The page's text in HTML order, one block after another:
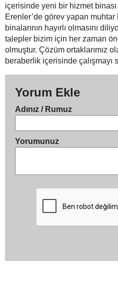
içerisinde yeni bir hizmet binası
Erenler’de görev yapan
binalarının hayırlı olmasını
talepler bizim için her zaman
olmuştur. Çözüm ortaklarımız
beraberlik içerisinde çalışmayı
Yorum Ekle
Adınız / Rumuz
Yorumunuz